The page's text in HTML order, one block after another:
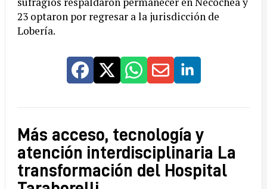
23 optaron por regresar a la jurisdicción de
Lobería.
Más acceso, tecnología y
atención interdisciplinaria La
transformación del Hospital